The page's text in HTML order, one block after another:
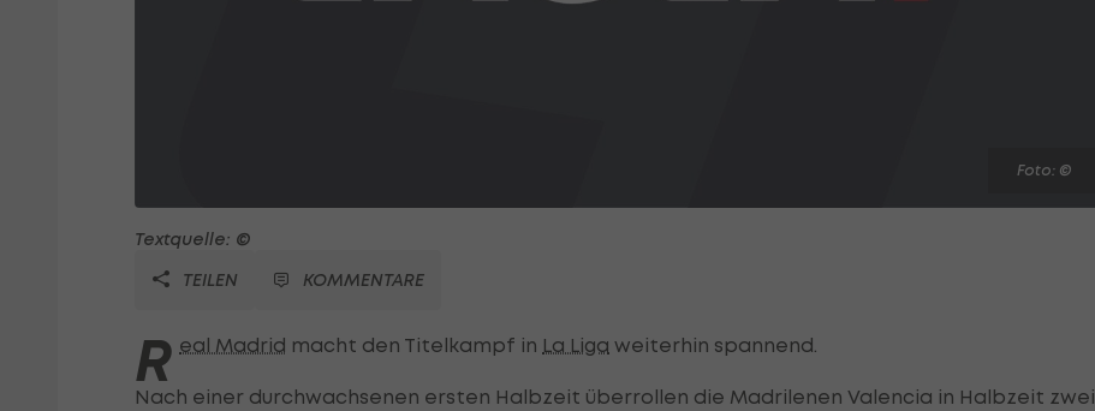
Foto: ©
Textquelle: ©
TEILEN
KOMMENTARE
R eal Madrid macht den Titelkampf in La Liga weiterhin spannend.
Nach einer durchwachsenen ersten Halbzeit überrollen die Madrilenen Valencia in Halbzeit zwei